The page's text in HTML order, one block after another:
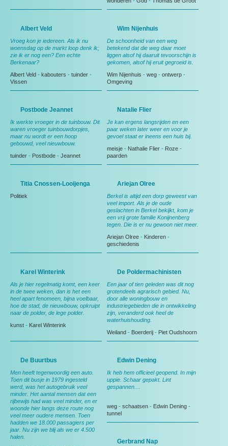
Albert Veld
Vroeg kon je iedereen. Als ik nu
woensdag op de markt loop denk ik;
zie ik er nog een? Een echte
Berkenaar?
Albert Veld - kabouters - tuinder -
Vissen
Wim Nijenhuis
De schoonheid van een weg
betekend dat die weg daar moet
liggen alsof hij daaruit tevoorschijn is
gekomen, alsof hij eruit gegroeid is.
Wim Nijenhuis - weg - ontwerp -
Omgeving
Postbode Jeannet
Ik werkte vroeger in de tuinbouw. Dit
waren vroeger tuinbouwdorpjes,
maar nu wordt er een hoop
gebouwd, veel nieuwbouw.
tuinder - Postbode - Jeannet
Natalie Flier
Je kan ergens langsrijden en een
paar weken later weer en voor je
gevoel staat er ineens een huis bij.
meisje - Nathalie Flier - Roze -
paarden
Titia Cnossen-Looijenga
Politiek
Ariejan Olree
Berkel is altijd een dorp geweest van
veel import. Als je de oude
geslachten in Berkel bekijkt, kom je
een vrij grote familie Konijnenberg
tegen. Die is er nu gewoon niet meer.
Ariejan Olree - Kinderen -
geschiedenis
Karel Winterink
Als je hier regelmatig komt, een keer
in de twee weken, dan is het een
heel apart fenomeen, bijna voelbaar,
hoe de stad, de nieuwbouw, opkruipt
naar de polder, de lege polder.
kunst - Karel Winterink
De Poldermachinisten
Een jaar of tien geleden was dit nog
grotendeels agrarisch gebied. Nu,
door alle woningbouw en
industriegebieden die in ontwikkeling
zijn, veranderd ook heel de
waterhuishouding.
Weiland - Boerderij - Piet Oudshoorn
De Buurtbus
Men heeft tegenwoordig een auto.
Toen dit busje in 1979 ingesteld
werd, was het autogebruik veel
minder. Het aantal mensen dat een
rijbewijs had was veel minder, en er
woonde hier langs deze route nog
veel meer oudere mensen. Toen
hadden we 18.000 passagiers per
jaar. Nu zijn we blij als we er 4.500
halen.
Edwin Dening
Ik heb hem officieel geopend. In mijn
uppie. Schaar gepakt. Lint
gespannen....
weg - schaatsen - Edwin Dening -
tunnel
Gerbrand Nap